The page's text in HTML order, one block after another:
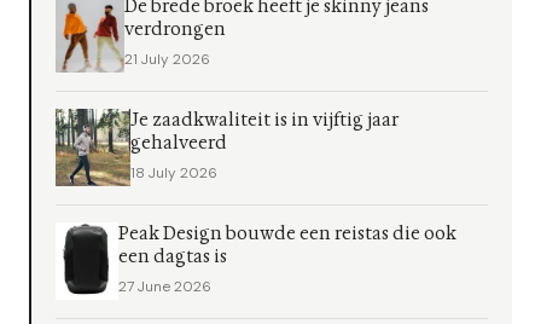
De brede broek heeft je skinny jeans
verdrongen
21 July 2026
Je zaadkwaliteit is in vijftig jaar
gehalveerd
18 July 2026
Peak Design bouwde een reistas die ook
een dagtas is
27 June 2026